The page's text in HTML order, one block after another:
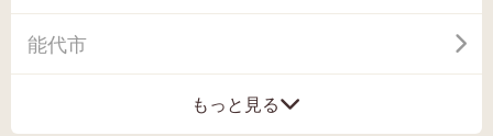
能代市
もっと見る